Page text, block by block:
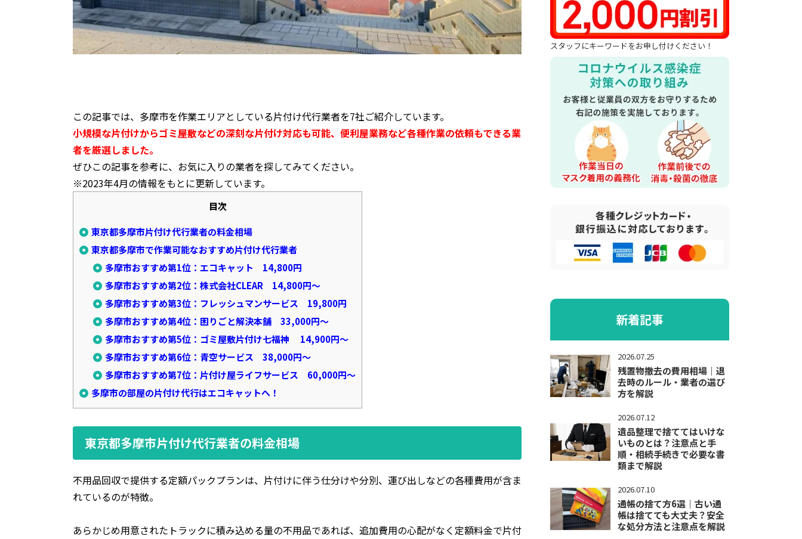
この記事では、多摩市を作業エリアとしている片付け代行業者を7社ご紹介しています。
小規模な片付けからゴミ屋敷などの深刻な片付け対応も可能、便利屋業務など各種作業の依頼もできる業
者を厳選しました。
ぜひこの記事を参考に、お気に入りの業者を探してみてください。
※2023年4月の情報をもとに更新しています。
目次
東京都多摩市片付け代行業者の料金相場
東京都多摩市で作業可能なおすすめ片付け代行業者
多摩市おすすめ第1位：エコキャット 14,800円
多摩市おすすめ第2位：株式会社CLEAR 14,800円～
多摩市おすすめ第3位：フレッシュマンサービス 19,800円
多摩市おすすめ第4位：困りごと解決本舗 33,000円～
多摩市おすすめ第5位：ゴミ屋敷片付け七福神 14,900円～
多摩市おすすめ第6位：青空サービス 38,000円～
多摩市おすすめ第7位：片付け屋ライフサービス 60,000円～
多摩市の部屋の片付け代行はエコキャットへ！
東京都多摩市片付け代行業者の料金相場
不用品回収で提供する定額パックプランは、片付けに伴う仕分けや分別、運び出しなどの各種費用が含ま
れているのが特徴。
あらかじめ用意されたトラックに積み込める量の不用品であれば、追加費用の心配がなく定額料金で片付
スタッフにキーワードをお申し付けください！
新着記事
2026.07.25
残置物撤去の費用相場｜退
去時のルール・業者の選び
方を解説
2026.07.12
遺品整理で捨ててはいけな
いものとは？注意点と手
順・相続手続きで必要な書
類まで解説
2026.07.10
通帳の捨て方6選｜古い通
帳は捨てても大丈夫？安全
な処分方法と注意点を解説